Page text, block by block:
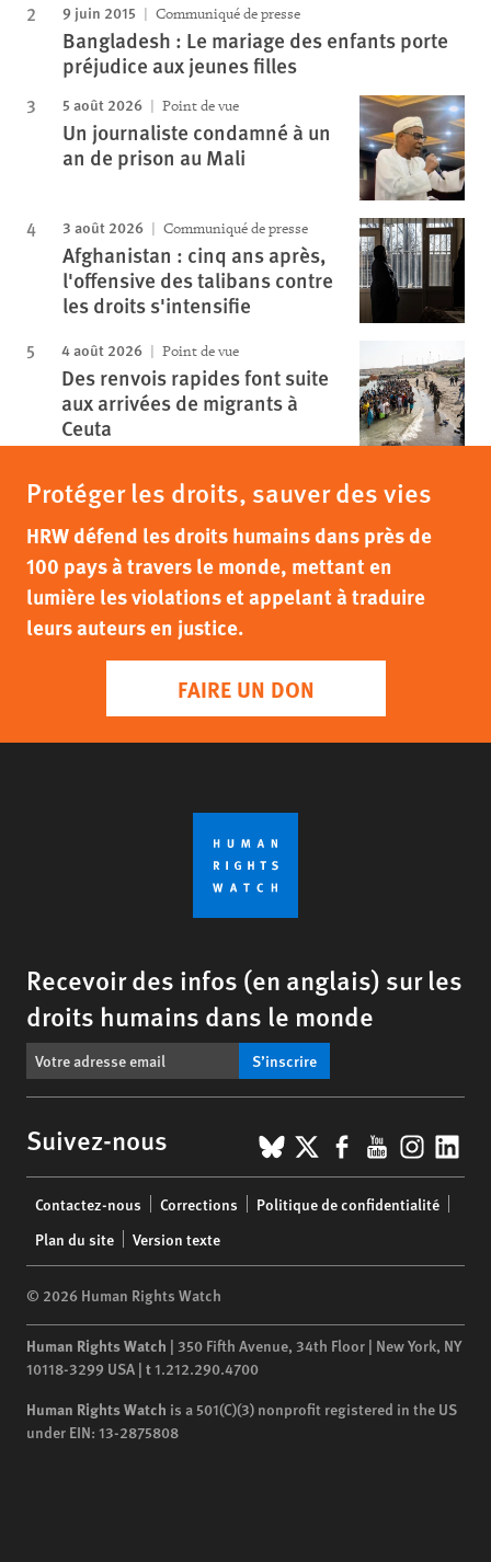
9 juin 2015 Communiqué de presse
Bangladesh : Le mariage des enfants porte
préjudice aux jeunes filles
5 août 2026 Point de vue
Un journaliste condamné à un
an de prison au Mali
3 août 2026 Communiqué de presse
Afghanistan : cinq ans après,
l'offensive des talibans contre
les droits s'intensifie
4 août 2026 Point de vue
Des renvois rapides font suite
aux arrivées de migrants à
Ceuta
Protéger les droits, sauver des vies
HRW défend les droits humains dans près de
100 pays à travers le monde, mettant en
lumière les violations et appelant à traduire
leurs auteurs en justice.
FAIRE UN DON
Recevoir des infos (en anglais) sur les
droits humains dans le monde
S’inscrire
Suivez-nous BlueSky
X Facebook
YouTube
menu
Contactez-nous Corrections
Politique de confidentialité
Plan du site
Version texte
© 2026 Human Rights Watch
Human Rights Watch | 350 Fifth Avenue, 34th Floor | New York, NY
10118-3299 USA | t1.212.290.4700
Human Rights Watch is a 501(C)(3) nonprofit registered in the US
under EIN: 13-2875808